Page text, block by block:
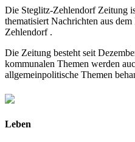
Die Steglitz-Zehlendorf Zeitung
thematisiert Nachrichten aus
Zehlendorf .
Die Zeitung besteht seit
kommunalen Themen werden
allgemeinpolitische Themen
Leben